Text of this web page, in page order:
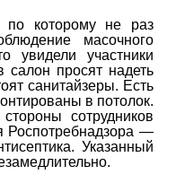
по которому не раз
масочного
увидели участники
салон просят надеть
санитайзеры. Есть
в потолок.
сотрудников
Роспотребнадзора —
Указанный